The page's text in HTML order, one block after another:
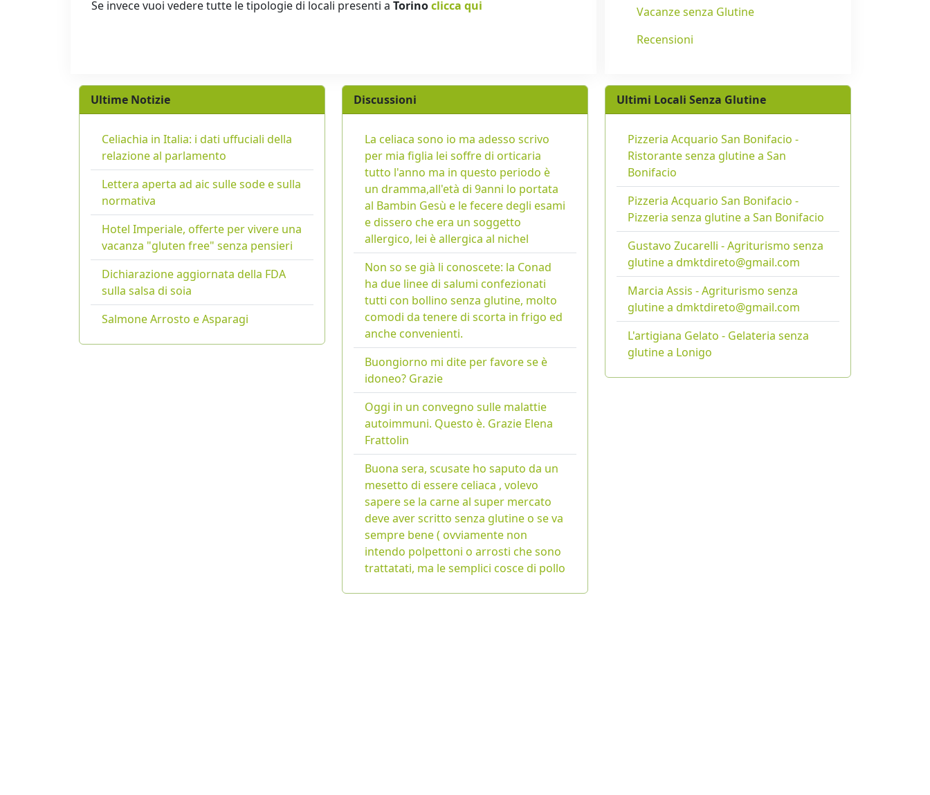
Se invece vuoi vedere tutte le tipologie di locali presenti a Torinoclicca qui
Vacanze senza Glutine
Recensioni
Ultime Notizie
Celiachia in Italia: i dati uffuciali della
relazione al parlamento
Lettera aperta ad aic sulle sode e sulla
normativa
Hotel Imperiale, offerte per vivere una
vacanza "gluten free" senza pensieri
Dichiarazione aggiornata della FDA
sulla salsa di soia
Salmone Arrosto e Asparagi
Discussioni
La celiaca sono io ma adesso scrivo
per mia figlia lei soffre di orticaria
tutto l'anno ma in questo periodo è
un dramma,all'età di 9anni lo portata
al Bambin Gesù e le fecere degli esami
e dissero che era un soggetto
allergico, lei è allergica al nichel
Non so se già li conoscete: la Conad
ha due linee di salumi confezionati
tutti con bollino senza glutine, molto
comodi da tenere di scorta in frigo ed
anche convenienti.
Buongiorno mi dite per favore se è
idoneo? Grazie
Oggi in un convegno sulle malattie
autoimmuni. Questo è. Grazie Elena
Frattolin
Buona sera, scusate ho saputo da un
mesetto di essere celiaca , volevo
sapere se la carne al super mercato
deve aver scritto senza glutine o se va
sempre bene ( ovviamente non
intendo polpettoni o arrosti che sono
trattatati, ma le semplici cosce di pollo
Ultimi Locali Senza Glutine
Pizzeria Acquario San Bonifacio -
Ristorante senza glutine a San
Bonifacio
Pizzeria Acquario San Bonifacio -
Pizzeria senza glutine a San Bonifacio
Gustavo Zucarelli - Agriturismo senza
glutine a dmktdireto@gmail.com
Marcia Assis - Agriturismo senza
glutine a dmktdireto@gmail.com
L'artigiana Gelato - Gelateria senza
glutine a Lonigo